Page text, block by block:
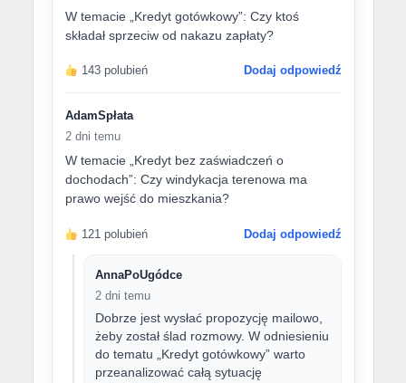
W temacie „Kredyt gotówkowy”: Czy ktoś
składał sprzeciw od nakazu zapłaty?
143 polubień Dodaj odpowiedź
AdamSpłata
2 dni temu
W temacie „Kredyt bez zaświadczeń o
dochodach”: Czy windykacja terenowa ma
prawo wejść do mieszkania?
121 polubień Dodaj odpowiedź
AnnaPoUgódce
2 dni temu
Dobrze jest wysłać propozycję mailowo,
żeby został ślad rozmowy. W odniesieniu
do tematu „Kredyt gotówkowy” warto
przeanalizować całą sytuację